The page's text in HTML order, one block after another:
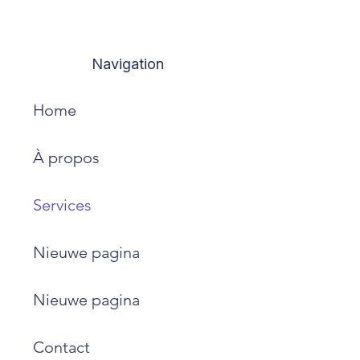
Navigation
Home
À propos
Services
Nieuwe pagina
Nieuwe pagina
Contact